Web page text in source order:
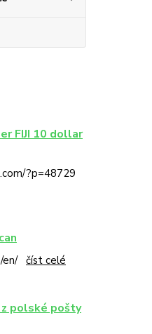
FIJI 10 dollar
?p=48729
číst celé
polské pošty